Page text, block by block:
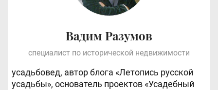
Вадим Разумов
специалист по исторической недвижимости
усадьбовед, автор блога «Летопись русской
усадьбы», основатель проектов «Усадебный